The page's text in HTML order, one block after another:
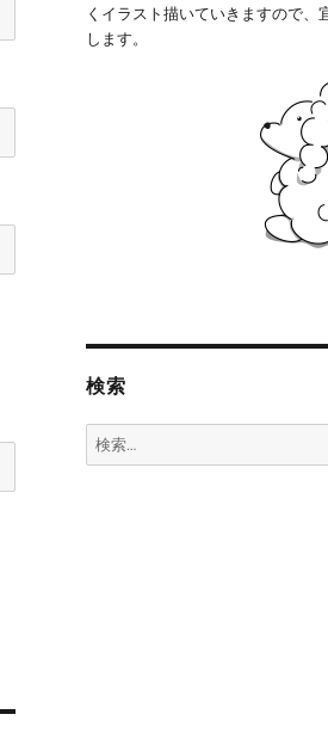
くイラスト描いていきますので、
します。
検索
検
索: